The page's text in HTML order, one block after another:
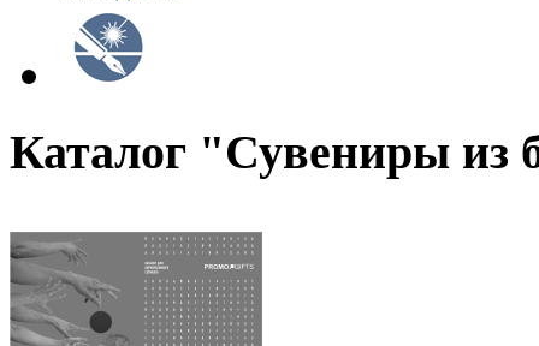
Каталог "Сувениры из